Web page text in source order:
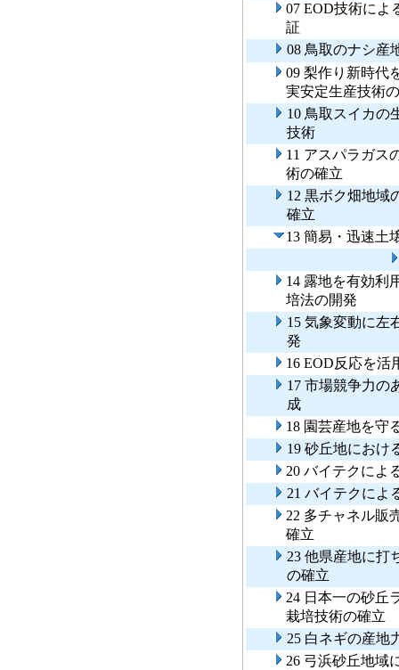
07 EOD技術によ
証
08 鳥取のナシ産
09 梨作り新時代
実安定生産技術
10 鳥取スイカの
技術
11 アスパラガス
術の確立
12 黒ボク畑地域
確立
13 簡易・迅速土
14 露地を有効利
培法の開発
15 気象変動に左
発
16 EOD反応を活
17 市場競争力の
成
18 園芸産地を守
19 砂丘地におけ
20 バイテクによ
21 バイテクによ
22 多チャネル販
確立
23 他県産地に打
の確立
24 日本一の砂丘
栽培技術の確立
25 白ネギの産地
26 弓浜砂丘地域